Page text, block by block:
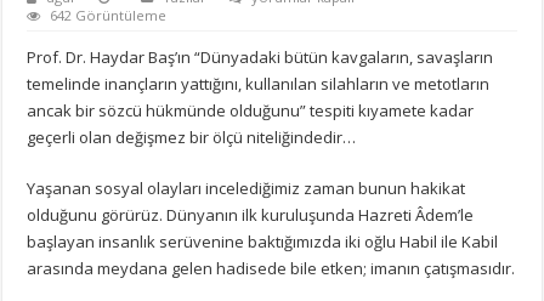
bitmeyecektir
için
642 Görüntüleme
Prof. Dr. Haydar Baş’ın “Dünyadaki bütün kavgaların, savaşların
temelinde inançların yattığını, kullanılan silahların ve metotların
ancak bir sözcü hükmünde olduğunu” tespiti kıyamete kadar
geçerli olan değişmez bir ölçü niteliğindedir…
Yaşanan sosyal olayları incelediğimiz zaman bunun hakikat
olduğunu görürüz. Dünyanın ilk kuruluşunda Hazreti Âdem’le
başlayan insanlık serüvenine baktığımızda iki oğlu Habil ile Kabil
arasında meydana gelen hadisede bile etken; imanın çatışmasıdır.